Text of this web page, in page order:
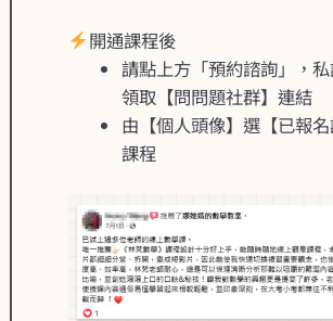
開通課程後
請點上方「預約諮詢」，
領取【問問題社群】連結
由【個人頭像】選【已報
課程